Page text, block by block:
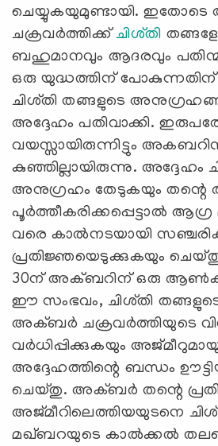
ചെയ്യുകയുമുണ്ടായി.
ചക്രവർത്തിക്ക്ചിശ്തി
ബഹുമാനവും ആദരവും
ഒരു യുദ്ധത്തിന് പോകുന്നതിന്
ചിശ്തി തങ്ങളുടെ
അദ്ദേഹം പതിവാക്കി.
വയസ്സായിരുന്നിട്ടും
കുഞ്ഞില്ലായിരുന്നു. അദ്ദേഹം
അനുഗ്രഹം തേടുകയും തന്റെ
പൂർത്തീകരിക്കപ്പെട്ടാൽ
വരെ കാൽനടയായി
പ്രതിജ്ഞയെടുക്കുകയും
30ന് അക്ബറിന് ഒരു
ഈ സംഭവം, ചിശ്തി തങ്ങളുടെ
അക്ബർ ചക്രവർത്തിയുടെ
വർധിപ്പിക്കുകയും
അദ്ദേഹത്തിന്റെ ബന്ധം
ചെയ്തു. അക്ബർ തന്റെ
അജ്മീറിലെത്തിയയുടനെ
മഖ്‌ബറയുടെ കാൽക്കൽ